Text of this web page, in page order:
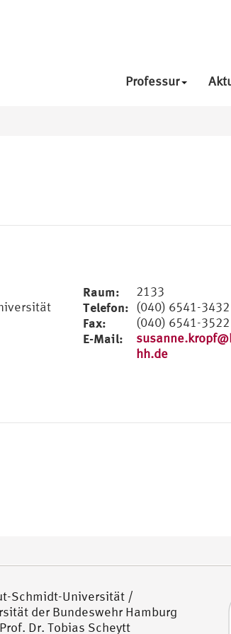
Professur
Raum: 2133
Telefon: (040) 6541-3432
Fax: (040) 6541-3522
E-Mail:
hh.de
Schmidt-Universität /
der Bundeswehr Hamburg
Dr. Tobias Scheytt